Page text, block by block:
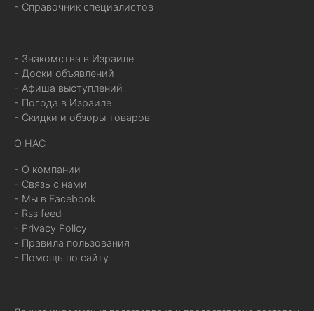
- Справочник специалистов
- Знакомства в Израиле
- Доски объявлений
- Афиша выступлений
- Погода в Израиле
- Скидки и обзоры товаров
О НАС
- О компании
- Связь с нами
- Мы в Facebook
- Rss feed
- Privacy Policy
- Правила пользования
- Помощь по сайту